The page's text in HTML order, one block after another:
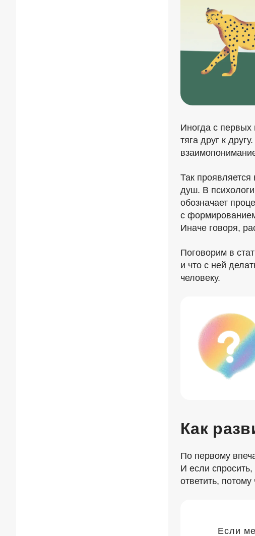
Иногда с первых
тяга друг к
Так
душ. В
обозначает
с
Иначе говоря,
Поговорим в
и что с ней
человеку.
Как
По первому
И если
ответить,
Если